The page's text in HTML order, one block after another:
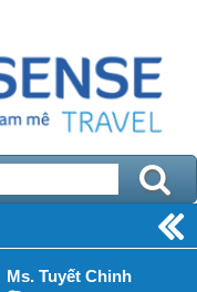
Ms. Tuyết Chinh